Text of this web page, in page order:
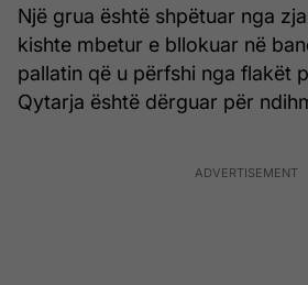
Një grua është shpëtuar nga
kishte mbetur e bllokuar në
pallatin që u përfshi nga flakët
Qytarja është dërguar për